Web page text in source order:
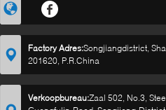
Factory Adres:Songjiangdistrict,
201620, P.R.China
Verkoopbureau:Zaal 502, No.3,